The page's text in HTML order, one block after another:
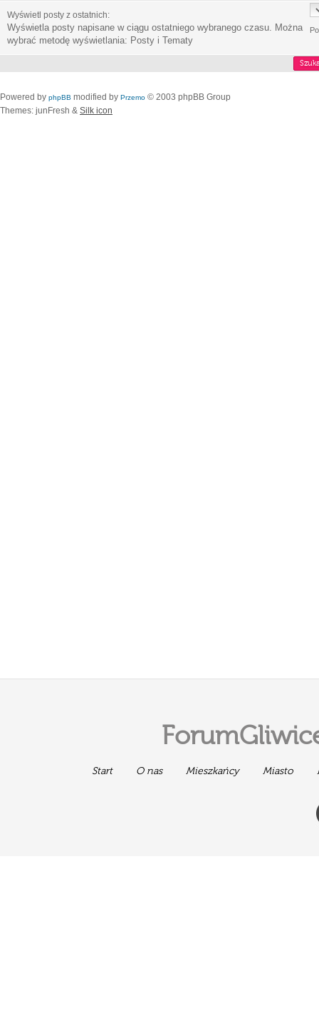
Wyświetl posty z ostatnich:
Wyświetla posty napisane w ciągu ostatniego wybranego czasu. Można
wybrać metodę wyświetlania: Posty i Tematy
Powered by phpBB modified by Przemo © 2003 phpBB Group
Themes: junFresh & Silk icon
Start O nas Mieszkańcy Miasto